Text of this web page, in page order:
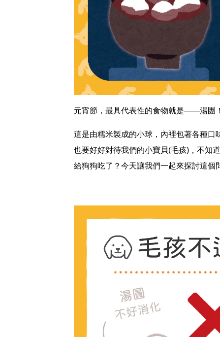
元宵節，最具代表性的食物就是——湯團！
這是由糯米製成的小球，內裡包著各種
也要好好對待我們的小寶貝(毛孩)，不知
給狗狗吃了？今天讓我們一起來探討這個